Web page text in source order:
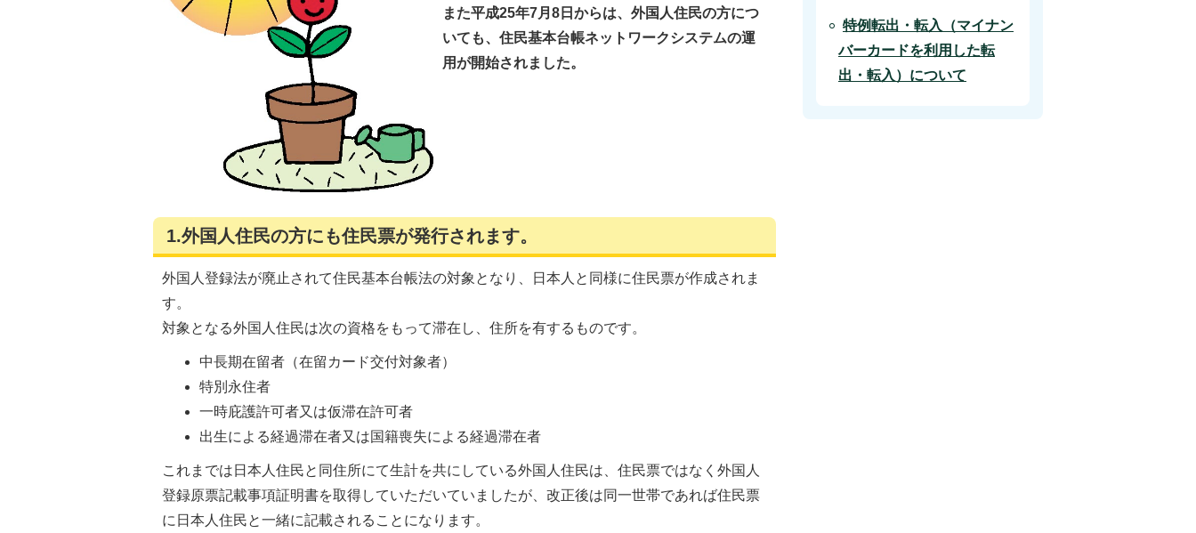
また平成25年7月8日からは、外国人住民の方につ
いても、住民基本台帳ネットワークシステムの運
用が開始されました。
1.外国人住民の方にも住民票が発行されます。
外国人登録法が廃止されて住民基本台帳法の対象となり、日本人と同様に住民票が作成されま
す。
対象となる外国人住民は次の資格をもって滞在し、住所を有するものです。
中長期在留者（在留カード交付対象者）
特別永住者
一時庇護許可者又は仮滞在許可者
出生による経過滞在者又は国籍喪失による経過滞在者
これまでは日本人住民と同住所にて生計を共にしている外国人住民は、住民票ではなく外国人
登録原票記載事項証明書を取得していただいていましたが、改正後は同一世帯であれば住民票
に日本人住民と一緒に記載されることになります。
特例転出・転入（マイナン
バーカードを利用した転
出・転入）について